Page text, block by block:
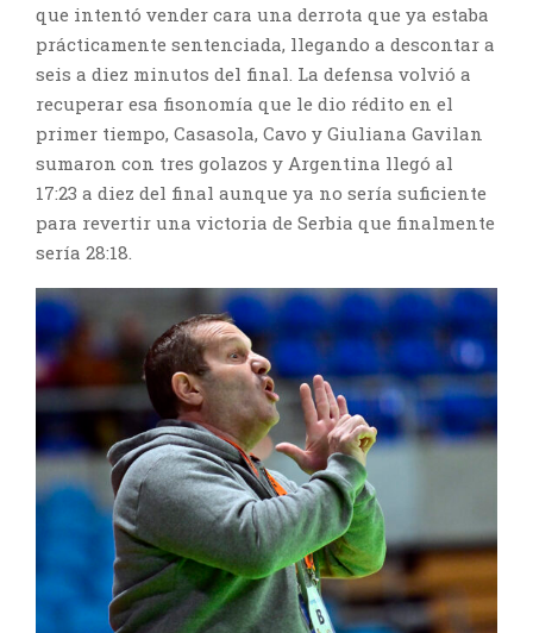
que intentó vender cara una derrota que ya estaba
prácticamente sentenciada, llegando a descontar a
seis a diez minutos del final. La defensa volvió a
recuperar esa fisonomía que le dio rédito en el
primer tiempo, Casasola, Cavo y Giuliana Gavilan
sumaron con tres golazos y Argentina llegó al
17:23 a diez del final aunque ya no sería suficiente
para revertir una victoria de Serbia que finalmente
sería 28:18.